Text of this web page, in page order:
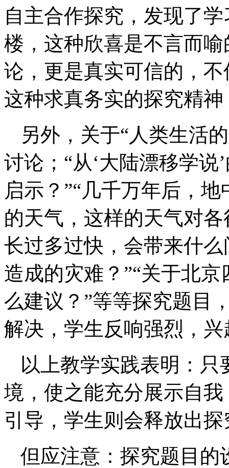
自主合作探究，发现了
楼，这种欣喜是不言而
论，更是真实可信的，
这种求真务实的探究精
另外，关于“人类生活
讨论；“从‘大陆漂移学
启示？”“几千万年后，
的天气，这样的天气对
长过多过快，会带来什
造成的灾难？”“关于北
么建议？”等等探究题目
解决，学生反响强烈，
以上教学实践表明：
境，使之能充分展示自
引导，学生则会释放出
但应注意：探究题目的